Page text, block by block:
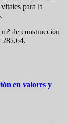
para la
de construcción
287,64.
en valores y